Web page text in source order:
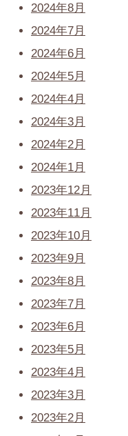
2024年8月
2024年7月
2024年6月
2024年5月
2024年4月
2024年3月
2024年2月
2024年1月
2023年12月
2023年11月
2023年10月
2023年9月
2023年8月
2023年7月
2023年6月
2023年5月
2023年4月
2023年3月
2023年2月